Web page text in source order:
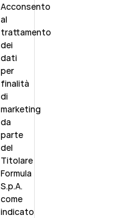
Acconsento
al
trattamento
dei
dati
per
finalità
di
marketing
da
parte
del
Titolare
Formula
S.p.A.
come
indicato